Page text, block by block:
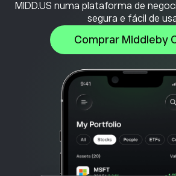
MIDD.US numa plataforma de
segura e fácil de
Comprar Middleby